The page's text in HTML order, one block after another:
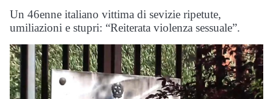
Un 46enne italiano vittima di sevizie ripetute,
umiliazioni e stupri: “Reiterata violenza sessuale”.